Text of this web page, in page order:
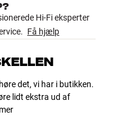
Hi-Fi eksperter
Få hjælp
det, vi har i butikken.
lidt ekstra ud af